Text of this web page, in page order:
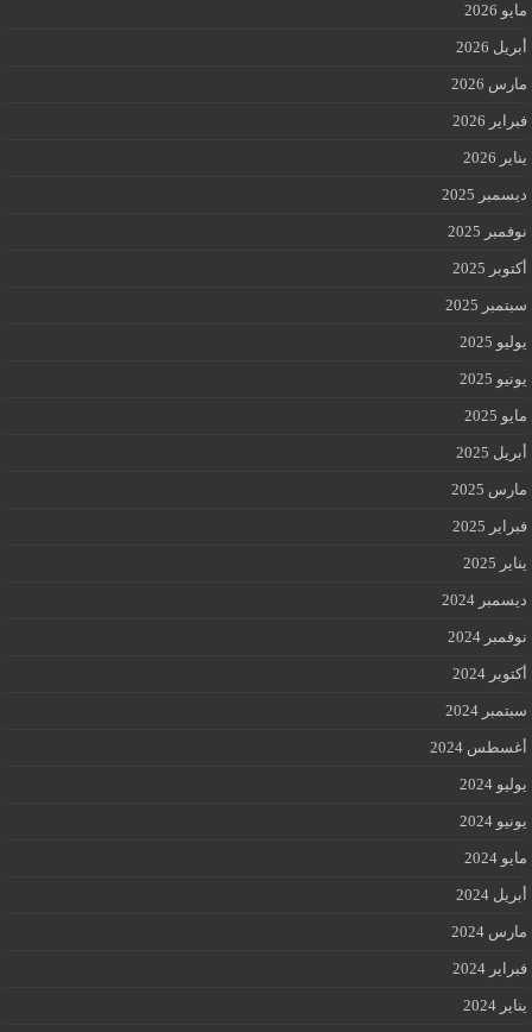
مايو 2026
أبريل 2026
مارس 2026
فبراير 2026
يناير 2026
ديسمبر 2025
نوفمبر 2025
أكتوبر 2025
سبتمبر 2025
يوليو 2025
يونيو 2025
مايو 2025
أبريل 2025
مارس 2025
فبراير 2025
يناير 2025
ديسمبر 2024
نوفمبر 2024
أكتوبر 2024
سبتمبر 2024
أغسطس 2024
يوليو 2024
يونيو 2024
مايو 2024
أبريل 2024
مارس 2024
فبراير 2024
يناير 2024